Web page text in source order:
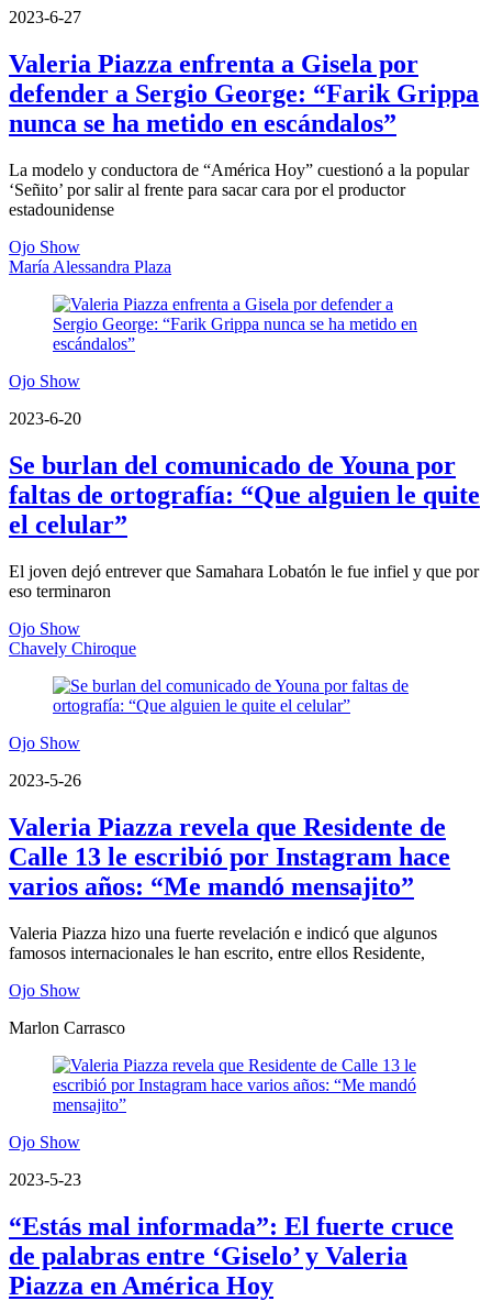
2023-6-27
Valeria Piazza enfrenta a Gisela por
defender a Sergio George: “Farik Grippa
nunca se ha metido en escándalos”
La modelo y conductora de “América Hoy” cuestionó a la popular
‘Señito’ por salir al frente para sacar cara por el productor
estadounidense
Ojo Show
María Alessandra Plaza
Ojo Show
2023-6-20
Se burlan del comunicado de Youna por
faltas de ortografía: “Que alguien le quite
el celular”
El joven dejó entrever que Samahara Lobatón le fue infiel y que por
eso terminaron
Ojo Show
Chavely Chiroque
Ojo Show
2023-5-26
Valeria Piazza revela que Residente de
Calle 13 le escribió por Instagram hace
varios años: “Me mandó mensajito”
Valeria Piazza hizo una fuerte revelación e indicó que algunos
famosos internacionales le han escrito, entre ellos Residente,
Ojo Show
Marlon Carrasco
Ojo Show
2023-5-23
“Estás mal informada”: El fuerte cruce
de palabras entre ‘Giselo’ y Valeria
Piazza en América Hoy